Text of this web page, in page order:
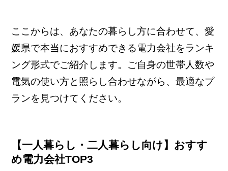
ここからは、あなたの暮らし方に合わせて、愛
媛県で本当におすすめできる電力会社をランキ
ング形式でご紹介します。ご自身の世帯人数や
電気の使い方と照らし合わせながら、最適なプ
ランを見つけてください。
【一人暮らし・二人暮らし向け】おすす
め電力会社TOP3